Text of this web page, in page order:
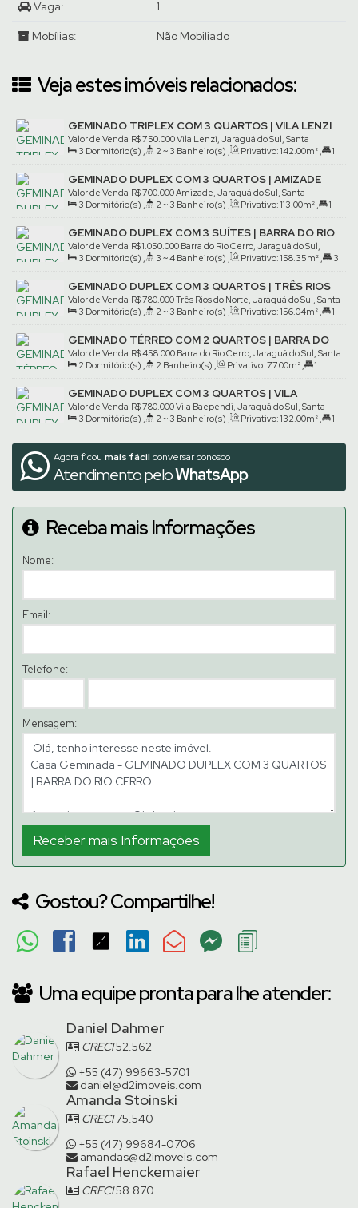
Vaga: 1
Mobílias: Não Mobiliado
Veja estes imóveis relacionados:
GEMINADO TRIPLEX COM 3 QUARTOS | VILA LENZI
R$750.000
Valor de Venda
Vila Lenzi, Jaraguá do Sul, Santa
Catarina, Brasil
3 Dormitório(s) , 2 ~ 3 Banheiro(s) , Privativo: 142.00m² ,
1
GEMINADO DUPLEX COM 3 QUARTOS | AMIZADE
R$700.000
Valor de Venda
Amizade, Jaraguá do Sul, Santa
Catarina, Brasil
3 Dormitório(s) , 2 ~ 3 Banheiro(s) , Privativo: 113.00m² ,
1
GEMINADO DUPLEX COM 3 SUÍTES | BARRA DO RIO
CERRO
R$1.050.000
Valor de Venda
Barra do Rio Cerro, Jaraguá do Sul,
Santa Catarina, Brasil
3 Dormitório(s) , 3 ~ 4 Banheiro(s) , Privativo: 158.35m² ,
3
GEMINADO DUPLEX COM 3 QUARTOS | TRÊS RIOS
DO NORTE R$780.000
Valor de Venda
Três Rios do Norte, Jaraguá do Sul, Santa
Catarina, Brasil
3 Dormitório(s) , 2 ~ 3 Banheiro(s) , Privativo: 156.04m² ,
1
GEMINADO TÉRREO COM 2 QUARTOS | BARRA DO
RIO CERRO R$458.000
Valor de Venda
Barra do Rio Cerro, Jaraguá do Sul, Santa
Catarina, Brasil
2 Dormitório(s) , 2 Banheiro(s) , Privativo: 77.00m² ,
1
GEMINADO DUPLEX COM 3 QUARTOS | VILA
BAEPENDI
R$780.000
Valor de Venda
Vila Baependi, Jaraguá do Sul, Santa
Catarina, Brasil
3 Dormitório(s) , 2 ~ 3 Banheiro(s) , Privativo: 132.00m² ,
1
Agora ficou mais fácil conversar conosco
Atendimento peloWhatsApp
Receba mais Informações
Nome:
Email:
Telefone:
Mensagem:
Gostou? Compartilhe!
Uma equipe pronta para lhe atender:
Daniel Dahmer
CRECI52.562
+55 (47) 99663-5701
daniel@d2imoveis.com
Amanda Stoinski
CRECI75.540
+55 (47) 99684-0706
amandas@d2imoveis.com
Rafael Henckemaier
CRECI58.870